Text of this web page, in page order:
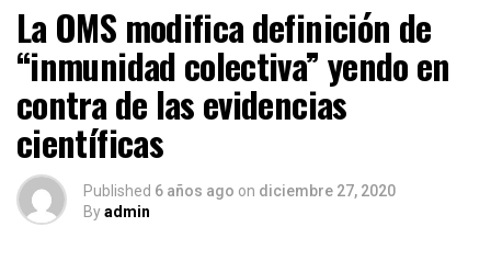
La OMS modifica definición de
“inmunidad colectiva” yendo en
contra de las evidencias
científicas
Published 6 años ago on diciembre 27, 2020
Byadmin